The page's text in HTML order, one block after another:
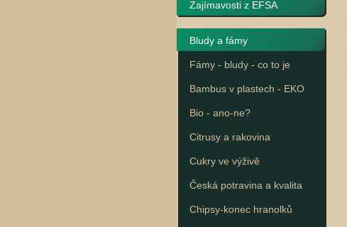
Zajímavosti z EFSA
Bludy a fámy
Fámy - bludy - co to je
Bambus v plastech - EKO
Bio - ano-ne?
Citrusy a rakovina
Cukry ve výživě
Česká potravina a kvalita
Chipsy-konec hranolků